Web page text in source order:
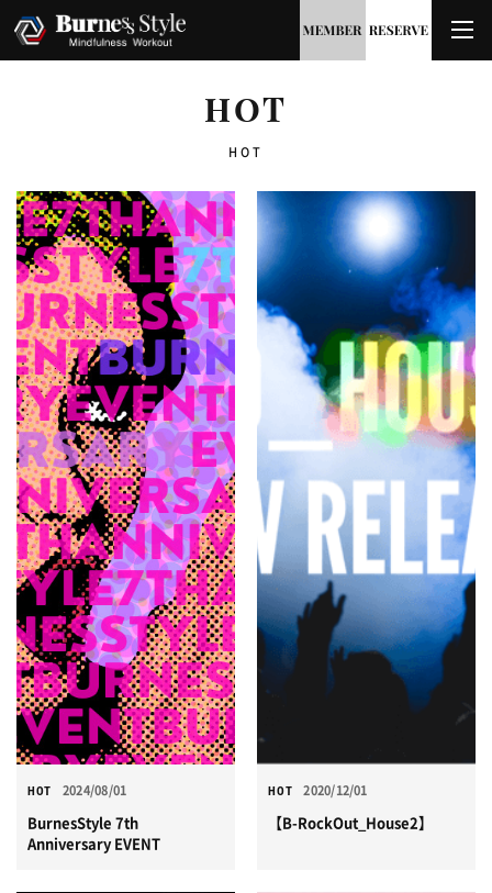
HOT
HOT
BurnesStyle 7th
Anniversary EVENT
HOT 2024/08/01
【B-RockOut_House2】
HOT 2020/12/01